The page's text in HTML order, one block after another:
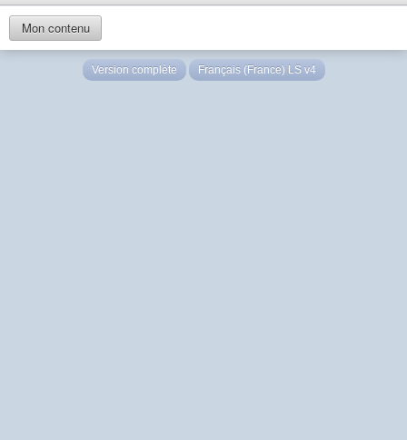
Mon contenu
Version complète Français (France) LS v4